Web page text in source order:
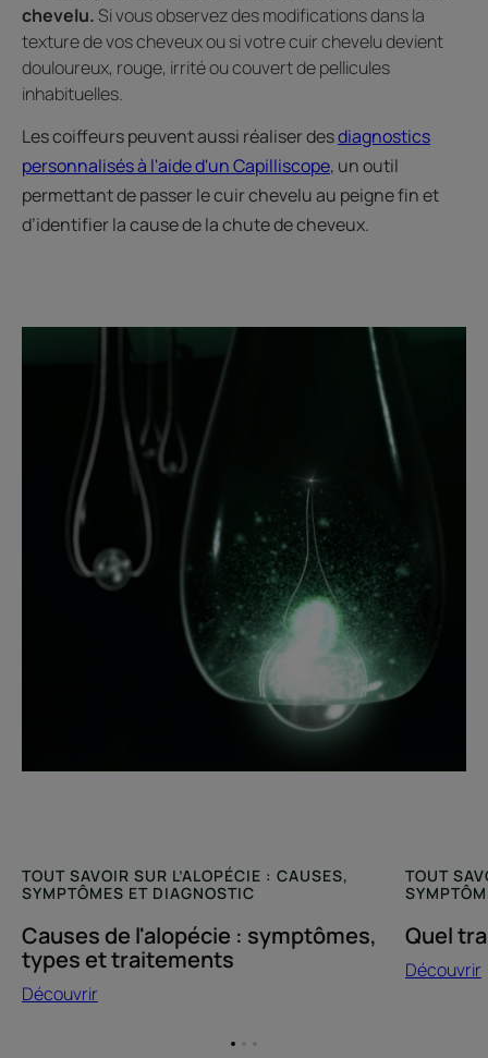
chevelu.Si vous observez des modifications dans la
texture de vos cheveux ou si votre cuir chevelu devient
douloureux, rouge, irrité ou couvert de pellicules
inhabituelles.
Les coiffeurs peuvent aussi réaliser desdiagnostics
personnalisés à l'aide d'un Capilliscope, un outil
permettant de passer le cuir chevelu au peigne fin et
d’identifier la cause de la chute de cheveux.
TOUT SAVOIR SUR L’ALOPÉCIE : CAUSES,
SYMPTÔMES ET DIAGNOSTIC
Causes de l'alopécie : symptômes,
types et traitements
Découvrir
TOUT
Quel
Découvrir